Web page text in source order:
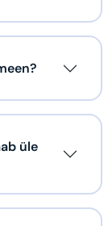
üle